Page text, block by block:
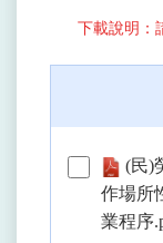
下載說明：
(民)
作場所
業程序